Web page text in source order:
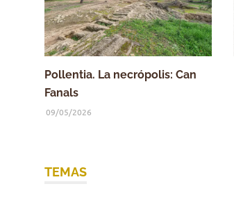
Pollentia. La necrópolis: Can
Fanals
09/05/2026
TEMAS